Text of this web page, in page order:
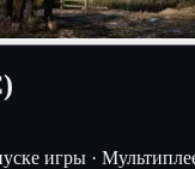
игры ·